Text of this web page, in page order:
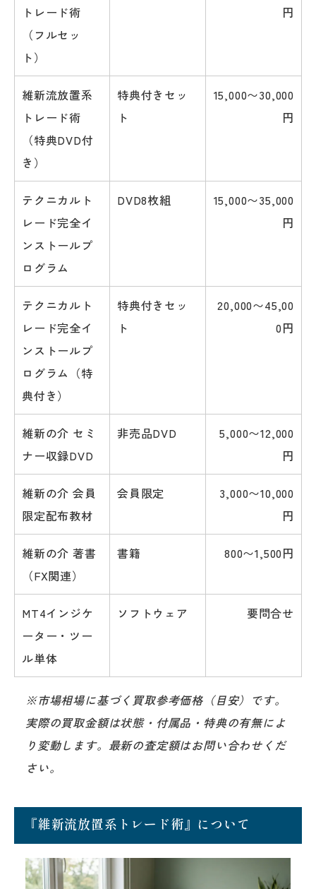
トレード術
（フルセッ
ト）
円
維新流放置系
トレード術
（特典DVD付
き）
特典付きセッ
ト
15,000〜30,000
円
テクニカルト
レード完全イ
ンストールプ
ログラム
DVD8枚組
15,000〜35,000
円
テクニカルト
レード完全イ
ンストールプ
ログラム（特
典付き）
特典付きセッ
ト
20,000〜45,00
0円
維新の介 セミ
ナー収録DVD
非売品DVD
5,000〜12,000
円
維新の介 会員
限定配布教材
会員限定
3,000〜10,000
円
維新の介 著書
（FX関連）
書籍 800〜1,500円
MT4インジケ
ーター・ツー
ル単体
ソフトウェア 要問合せ
※市場相場に基づく買取参考価格（目安）です。
実際の買取金額は状態・付属品・特典の有無によ
り変動します。最新の査定額はお問い合わせくだ
さい。
『維新流放置系トレード術』について